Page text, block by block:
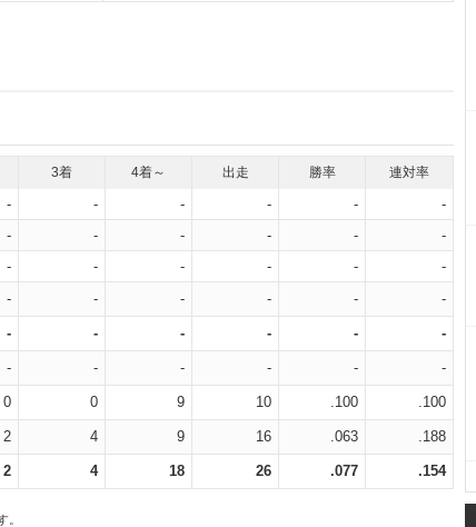
3着 4着～ 出走 勝率 連対率
- - - - -
-
- - - - -
-
- - - - -
-
- - - - - -
- - - - - -
- - - - - -
0 0 9 10 .100 .100
2 4 9 16 .063 .188
2 4 18 26 .077 .154
。